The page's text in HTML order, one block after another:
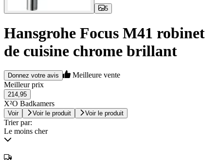
5
Hansgrohe Focus M41 robinet
de cuisine chrome brillant
Donnez votre avis
Meilleure vente
Meilleur prix
214,95
X²O Badkamers
Voir Voir le produit Voir le produit
Trier par:
Le moins cher